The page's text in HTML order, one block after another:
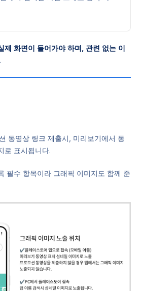
제 화면이 들어가야 하며, 관련 없는 이
동영상 링크 제출시, 미리보기에서 동
로 표시됩니다.
필수 항목이라 그래픽 이미지도 함께 준